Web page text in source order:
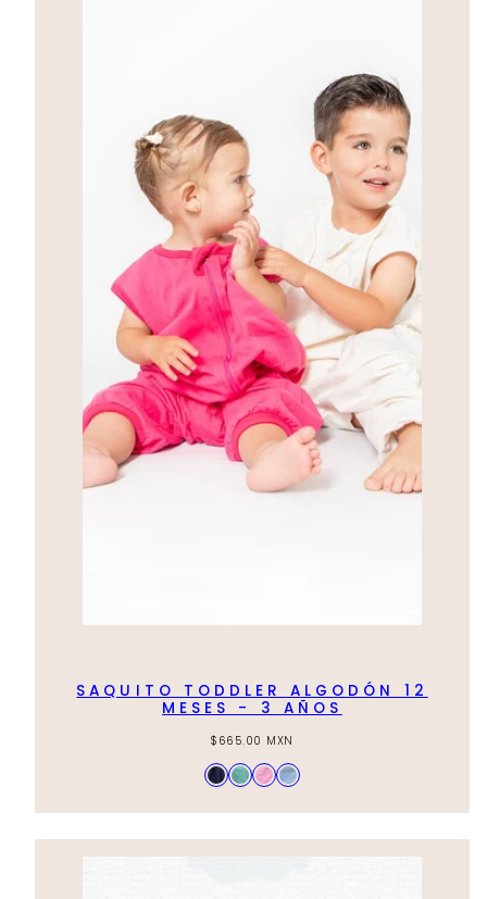
SAQUITO TODDLER ALGODÓN 12
MESES - 3 AÑOS
Regular
$665.00 MXN
Available
in
AzulAquaRosa
Azul